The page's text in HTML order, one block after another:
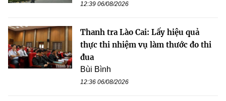
12:39 06/08/2026
Thanh tra Lào Cai: Lấy hiệu quả
thực thi nhiệm vụ làm thước đo thi
đua
Bùi Bình
12:36 06/08/2026